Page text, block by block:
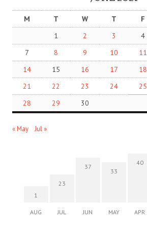
M T W T F
1
2 3 4
7
8 9 10 11
14
15 16 17 18
21
22 23 24 25
28
29 30
« May Jul »
1
AUG
23
JUL
37
JUN
33
MAY
40
APR